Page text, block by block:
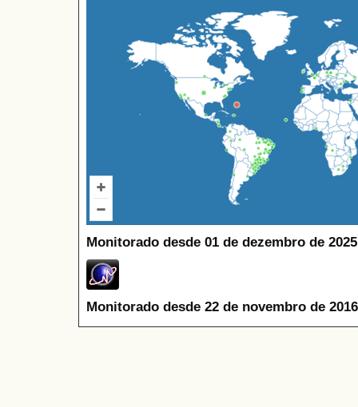
Monitorado desde 01 de dezembro de
Monitorado desde 22 de novembro de